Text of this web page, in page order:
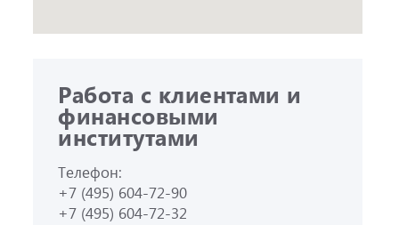
Работа с клиентами и
финансовыми
институтами
Телефон:
+7 (495) 604-72-90
+7 (495) 604-72-32